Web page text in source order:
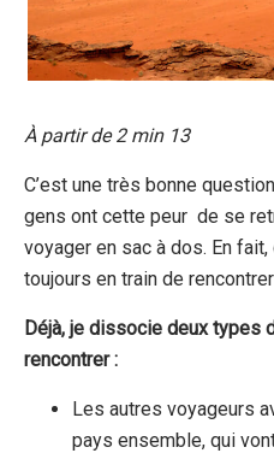
À partir de 2 min 13
C’est une très bonne
gens ont cette peur de se
voyager en sac à dos. En
toujours en train de
Déjà, je dissocie deux types
rencontrer :
Les autres voyageurs
pays ensemble, qui